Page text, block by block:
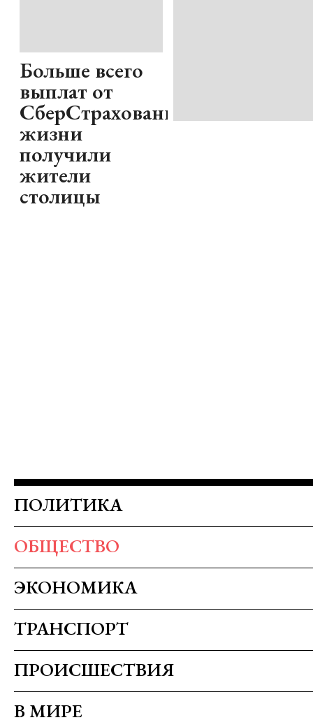
Больше всего
выплат от
СберСтрахование
жизни
получили
жители
столицы
ПОЛИТИКА
ОБЩЕСТВО
ЭКОНОМИКА
ТРАНСПОРТ
ПРОИСШЕСТВИЯ
В МИРЕ